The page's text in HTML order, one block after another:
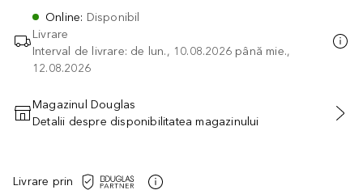
Online: Disponibil
Livrare
Interval de livrare: de lun., 10.08.2026 până mie.,
12.08.2026
ADĂUGAȚI ÎN COŞ
Magazinul Douglas
Detalii despre disponibilitatea magazinului
Livrare prin